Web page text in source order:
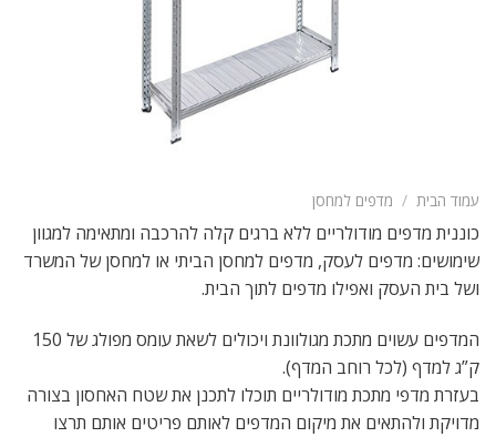
עמוד הבית / מדפים למחסן
כוננית מדפים מודולריים ללא ברגים קלה להרכבה ומתאימה למגוון
שימושים: מדפים לעסק, מדפים למחסן הביתי או למחסן של המשרד
ושל בית העסק ואפילו מדפים לתוך הבית.
המדפים עשוים מתכת מגולוונת ויכולים לשאת עומס מפולג של 150
ק”ג למדף (לכל רוחב המדף).
בעזרת מדפי מתכת מודולריים תוכלו לתכנן את שטח האחסון בצורה
מדויקת ולהתאים את מיקום המדפים לאותם פריטים אותם תרצו